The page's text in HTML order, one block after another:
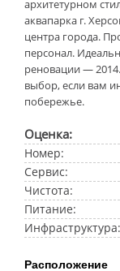
архитетурном
аквапарка г.
центра города.
персонал.
реновации —
выбор, если вам
побережье.
Оценка:
Номер:
Сервис:
Чистота:
Питание:
Инфраструктура:
Расположение